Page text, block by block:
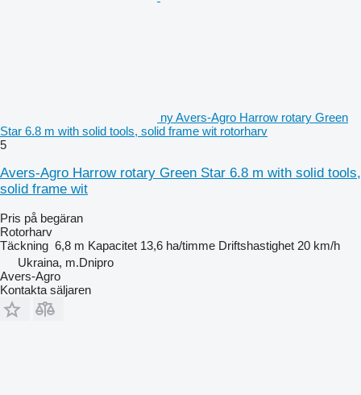
ny Avers-Agro Harrow rotary Green
Star 6.8 m with solid tools, solid frame wit rotorharv
5
Avers-Agro Harrow rotary Green Star 6.8 m with solid tools,
solid frame wit
Pris på begäran
Rotorharv
Täckning 6,8 m Kapacitet 13,6 ha/timme Driftshastighet 20 km/h
Ukraina, m.Dnipro
Avers-Agro
Kontakta säljaren